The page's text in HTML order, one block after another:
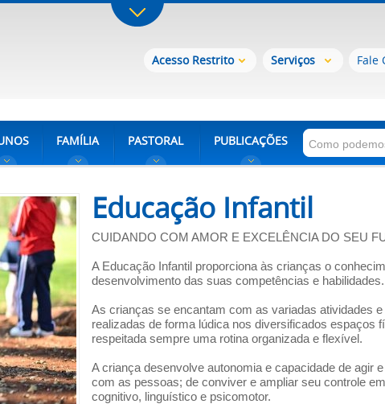
Acesso Restrito Serviços Fale
FAMÍLIA PASTORAL PUBLICAÇÕES
Educação Infantil
CUIDANDO COM AMOR E EXCELÊNCIA DO SEU
A Educação Infantil proporciona às crianças o
desenvolvimento das suas competências e habilidades.
As crianças se encantam com as variadas atividades
realizadas de forma lúdica nos diversificados espaços
respeitada sempre uma rotina organizada e flexível.
A criança desenvolve autonomia e capacidade de agir
com as pessoas; de conviver e ampliar seu controle
cognitivo, linguístico e psicomotor.